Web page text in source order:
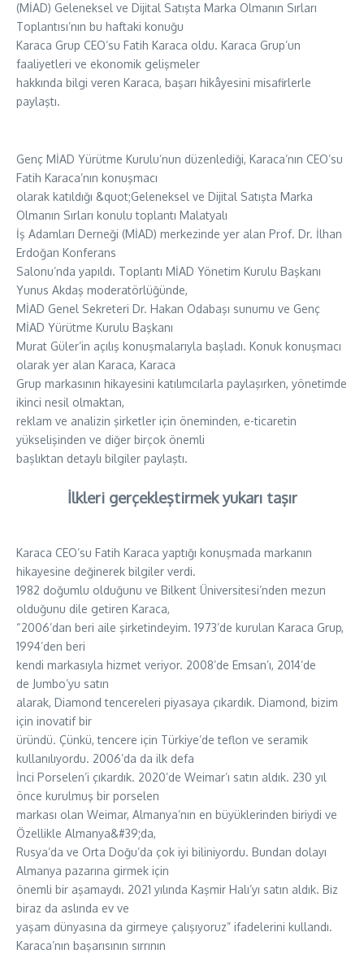
(MİAD) Geleneksel ve Dijital Satışta Marka Olmanın Sırları
Toplantısı’nın bu haftaki konuğu
Karaca Grup CEO’su Fatih Karaca oldu. Karaca Grup’un
faaliyetleri ve ekonomik gelişmeler
hakkında bilgi veren Karaca, başarı hikâyesini misafirlerle
paylaştı.
Genç MİAD Yürütme Kurulu’nun düzenlediği, Karaca’nın CEO’su
Fatih Karaca’nın konuşmacı
olarak katıldığı &quot;Geleneksel ve Dijital Satışta Marka
Olmanın Sırları konulu toplantı Malatyalı
İş Adamları Derneği (MİAD) merkezinde yer alan Prof. Dr. İlhan
Erdoğan Konferans
Salonu’nda yapıldı. Toplantı MİAD Yönetim Kurulu Başkanı
Yunus Akdaş moderatörlüğünde,
MİAD Genel Sekreteri Dr. Hakan Odabaşı sunumu ve Genç
MİAD Yürütme Kurulu Başkanı
Murat Güler’in açılış konuşmalarıyla başladı. Konuk konuşmacı
olarak yer alan Karaca, Karaca
Grup markasının hikayesini katılımcılarla paylaşırken, yönetimde
ikinci nesil olmaktan,
reklam ve analizin şirketler için öneminden, e-ticaretin
yükselişinden ve diğer birçok önemli
başlıktan detaylı bilgiler paylaştı.
İlkleri gerçekleştirmek yukarı taşır
Karaca CEO’su Fatih Karaca yaptığı konuşmada markanın
hikayesine değinerek bilgiler verdi.
1982 doğumlu olduğunu ve Bilkent Üniversitesi’nden mezun
olduğunu dile getiren Karaca,
“2006’dan beri aile şirketindeyim. 1973’de kurulan Karaca Grup,
1994’den beri
kendi markasıyla hizmet veriyor. 2008’de Emsan’ı, 2014’de
de Jumbo’yu satın
alarak, Diamond tencereleri piyasaya çıkardık. Diamond, bizim
için inovatif bir
üründü. Çünkü, tencere için Türkiye’de teflon ve seramik
kullanılıyordu. 2006’da da ilk defa
İnci Porselen’i çıkardık. 2020’de Weimar’ı satın aldık. 230 yıl
önce kurulmuş bir porselen
markası olan Weimar, Almanya’nın en büyüklerinden biriydi ve
Özellikle Almanya&#39;da,
Rusya’da ve Orta Doğu’da çok iyi biliniyordu. Bundan dolayı
Almanya pazarına girmek için
önemli bir aşamaydı. 2021 yılında Kaşmir Halı’yı satın aldık. Biz
biraz da aslında ev ve
yaşam dünyasına da girmeye çalışıyoruz” ifadelerini kullandı.
Karaca’nın başarısının sırrının